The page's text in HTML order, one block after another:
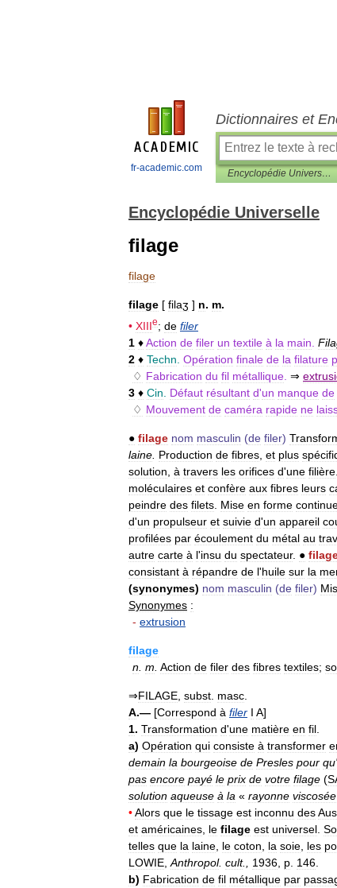
fr-academic.com
Dictionnaires et
Encyclopédie Universelle
Encyclopédie Universelle
filage
filage
filage [ filaʒ ] n. m.
• XIIIe; de filer
1 ♦Action de filer un textile à la main
2 ♦ Techn Opération finale de la filature
♢ Fabrication du fil métallique ⇒
3 ♦ Cin Défaut résultant d'un manque de
♢ Mouvement de caméra rapide ne
● filage nom masculin (de filer)
laine Production de fibres et plus
solution à travers les orifices d'une filière
moléculaires et confère aux fibres leurs
peindre des filets Mise en forme
d'un propulseur et suivie d'un appareil
profilées par écoulement du métal au
autre carte à l'insu du spectateur. ●
consistant à répandre de l'huile sur la
(synonymes) nom masculin (de filer)
Synonymes :
- extrusion
filage
n m Action de filer des fibres textiles;
⇒FILAGE subst masc
A.— [Correspond à filer I A]
1. Transformation d'une matière en fil
a) Opération qui consiste à transformer
demain la bourgeoise de Presles pour qu'
pas encore payé le prix de votre filage (
solution aqueuse à la « rayonne viscosée
•Alors que le tissage est inconnu des
et américaines le filage est universel
telles que la laine le coton la soie les
LOWIE Anthropol. cult., 1936 p 146
b) Fabrication de fil métallique par